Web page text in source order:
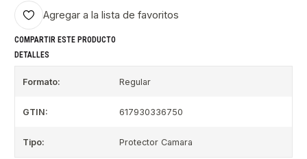
Agregar a la lista de favoritos
COMPARTIR ESTE PRODUCTO
DETALLES
Formato: Regular
GTIN: 617930336750
Tipo: Protector Camara